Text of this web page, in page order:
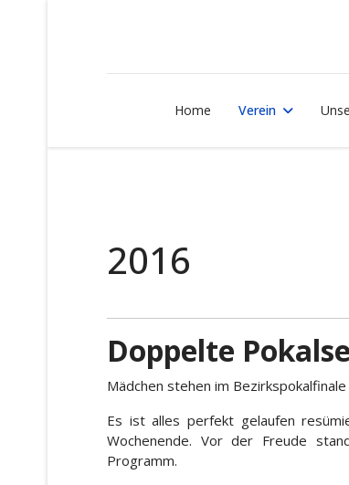
Home Verein
2016
Doppelte
Mädchen stehen im Bezirkspokalfinale
Es ist alles perfekt gelaufen
Wochenende. Vor der Freude
Programm.